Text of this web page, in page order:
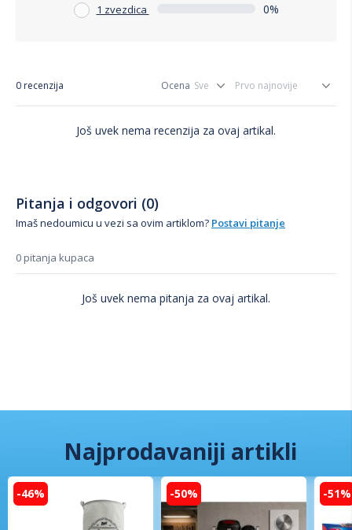
1 zvezdica 0%
0 recenzija Ocena
Još uvek nema recenzija za ovaj artikal.
Pitanja i odgovori (0)
Imaš nedoumicu u vezi sa ovim artiklom? Postavi pitanje
0 pitanja kupaca
Još uvek nema pitanja za ovaj artikal.
Najprodavaniji artikli
-46% -50% -51%